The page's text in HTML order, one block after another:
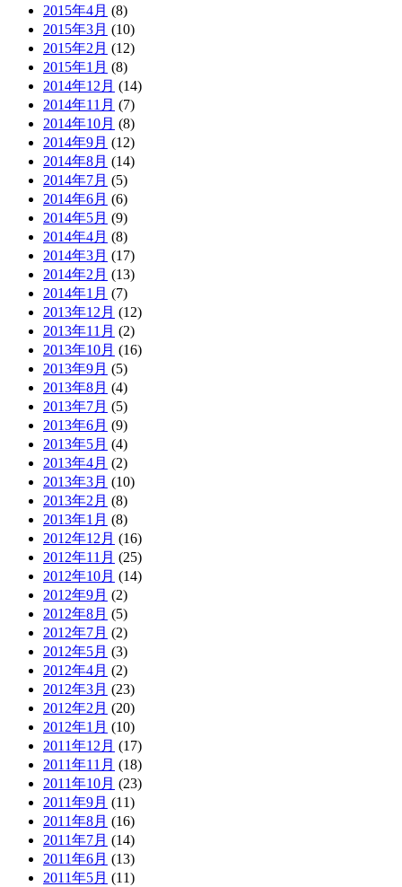
2015年4月 (8)
2015年3月 (10)
2015年2月 (12)
2015年1月 (8)
2014年12月 (14)
2014年11月 (7)
2014年10月 (8)
2014年9月 (12)
2014年8月 (14)
2014年7月 (5)
2014年6月 (6)
2014年5月 (9)
2014年4月 (8)
2014年3月 (17)
2014年2月 (13)
2014年1月 (7)
2013年12月 (12)
2013年11月 (2)
2013年10月 (16)
2013年9月 (5)
2013年8月 (4)
2013年7月 (5)
2013年6月 (9)
2013年5月 (4)
2013年4月 (2)
2013年3月 (10)
2013年2月 (8)
2013年1月 (8)
2012年12月 (16)
2012年11月 (25)
2012年10月 (14)
2012年9月 (2)
2012年8月 (5)
2012年7月 (2)
2012年5月 (3)
2012年4月 (2)
2012年3月 (23)
2012年2月 (20)
2012年1月 (10)
2011年12月 (17)
2011年11月 (18)
2011年10月 (23)
2011年9月 (11)
2011年8月 (16)
2011年7月 (14)
2011年6月 (13)
2011年5月 (11)